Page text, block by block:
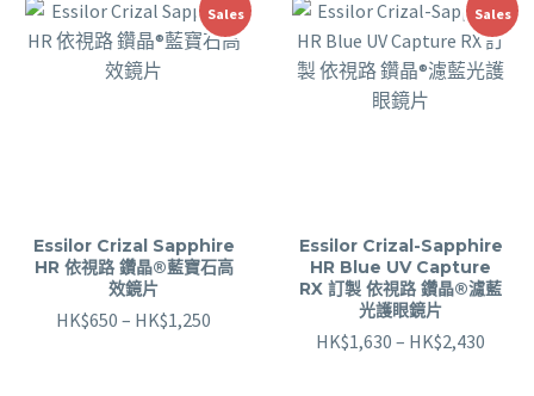
Sales
Essilor Crizal Sapphire
HR 依視路 鑽晶®藍寶石高
效鏡片
HK$650 – HK$1,250
Sales
Essilor Crizal-Sapphire
HR Blue UV Capture
RX 訂製 依視路 鑽晶®濾藍
光護眼鏡片
HK$1,630 – HK$2,430